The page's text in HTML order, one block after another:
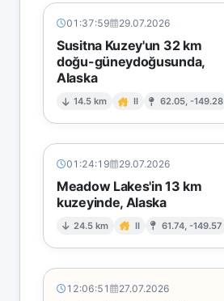
01:37:59 29.07.2026
Susitna Kuzey'un 32 km
doğu-güneydoğusunda,
Alaska
14.5 km II 62.05, -149.28
01:24:19 29.07.2026
Meadow Lakes'in 13 km
kuzeyinde, Alaska
24.5 km II 61.74, -149.57
12:06:51 27.07.2026